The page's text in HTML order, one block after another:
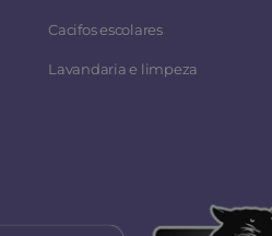
Cacifos escolares
Lavandaria e limpeza